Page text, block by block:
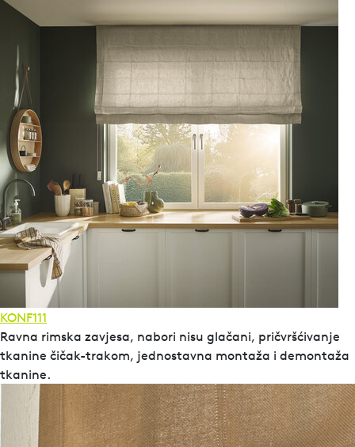
KONF111
Ravna rimska zavjesa, nabori nisu glačani, pričvršćivanje
tkanine čičak-trakom, jednostavna montaža i demontaža
tkanine.